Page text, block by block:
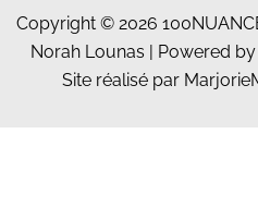
Copyright © 2026
Norah Lounas | Powered by
Site réalisé par